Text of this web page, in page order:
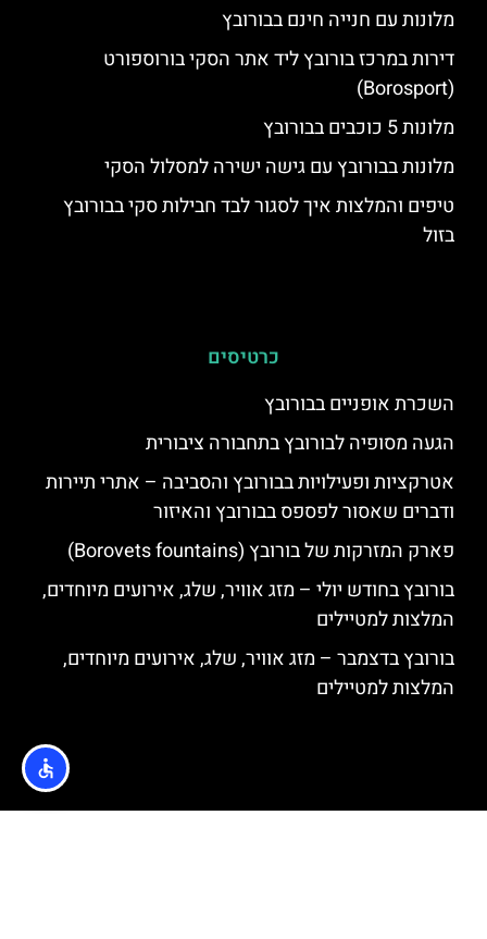
מלונות עם חנייה חינם בבורובץ
דירות במרכז בורובץ ליד אתר הסקי בורוספורט
(Borosport)
מלונות 5 כוכבים בבורובץ
מלונות בבורובץ עם גישה ישירה למסלול הסקי
טיפים והמלצות איך לסגור לבד חבילות סקי בבורובץ
בזול
כרטיסים
השכרת אופניים בבורובץ
הגעה מסופיה לבורובץ בתחבורה ציבורית
אטרקציות ופעילויות בבורובץ והסביבה – אתרי תיירות
ודברים שאסור לפספס בבורובץ והאיזור
פארק המזרקות של בורובץ (Borovets fountains)
בורובץ בחודש יולי – מזג אוויר, שלג, אירועים מיוחדים,
המלצות למטיילים
בורובץ בדצמבר – מזג אוויר, שלג, אירועים מיוחדים,
המלצות למטיילים